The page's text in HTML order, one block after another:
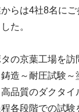
らは4社8名に
た。
の京葉工場を訪
造～耐圧試験～
品質のダクタイ
各段階での試験